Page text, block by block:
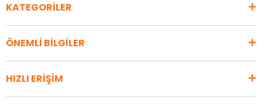
KATEGORİLER
ÖNEMLİ BİLGİLER
HIZLI ERİŞİM